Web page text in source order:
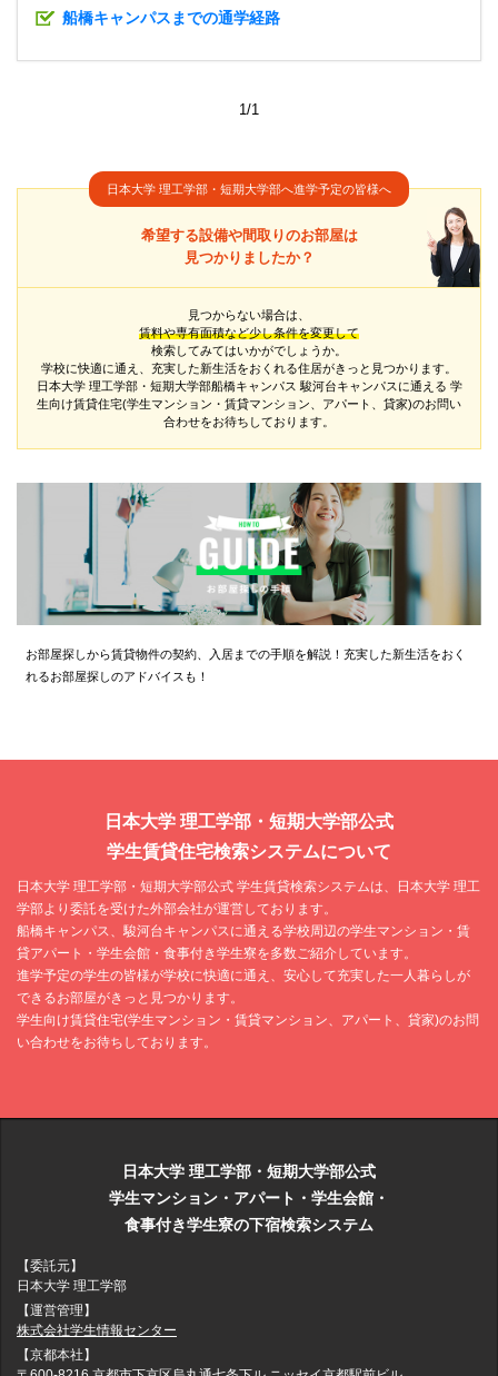
船橋キャンパスまでの通学経路
1/1
日本大学 理工学部・短期大学部へ進学予定の皆様へ
希望する設備や間取りのお部屋は
見つかりましたか？
見つからない場合は、
賃料や専有面積など少し条件を変更して
検索してみてはいかがでしょうか。
学校に快適に通え、充実した新生活をおくれる住居がきっと見つかります。
日本大学 理工学部・短期大学部船橋キャンパス 駿河台キャンパスに通える 学
生向け賃貸住宅(学生マンション・賃貸マンション、アパート、貸家)のお問い
合わせをお待ちしております。
お部屋探しから賃貸物件の契約、入居までの手順を解説！充実した新生活をおく
れるお部屋探しのアドバイスも！
日本大学 理工学部・短期大学部公式
学生賃貸住宅検索システムについて
日本大学 理工学部・短期大学部公式 学生賃貸検索システムは、日本大学 理工
学部より委託を受けた外部会社が運営しております。
船橋キャンパス、駿河台キャンパスに通える学校周辺の学生マンション・賃
貸アパート・学生会館・食事付き学生寮を多数ご紹介しています。
進学予定の学生の皆様が学校に快適に通え、安心して充実した一人暮らしが
できるお部屋がきっと見つかります。
学生向け賃貸住宅(学生マンション・賃貸マンション、アパート、貸家)のお問
い合わせをお待ちしております。
日本大学 理工学部・短期大学部公式
学生マンション・アパート・学生会館・
食事付き学生寮の下宿検索システム
【委託元】
日本大学 理工学部
【運営管理】
株式会社学生情報センター
【京都本社】